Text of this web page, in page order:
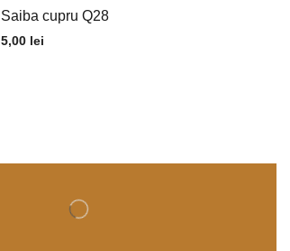
Saiba cupru Q28
5,00 lei